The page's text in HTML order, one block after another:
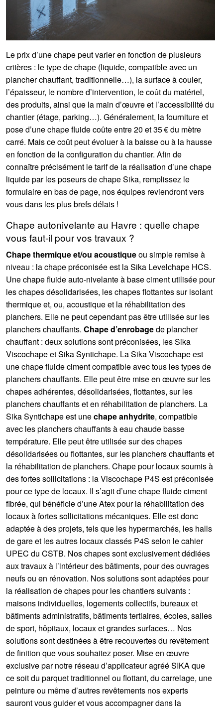
Le prix d’une chape peut varier en fonction de plusieurs
critères : le type de chape (liquide, compatible avec un
plancher chauffant, traditionnelle…), la surface à couler,
l’épaisseur, le nombre d’intervention, le coût du matériel,
des produits, ainsi que la main d’œuvre et l’accessibilité du
chantier (étage, parking…). Généralement, la fourniture et
pose d’une chape fluide coûte entre 20 et 35 € du mètre
carré. Mais ce coût peut évoluer à la baisse ou à la hausse
en fonction de la configuration du chantier. Afin de
connaître précisément le tarif de la réalisation d’une chape
liquide par les poseurs de chape Sika, remplissez le
formulaire en bas de page, nos équipes reviendront vers
vous dans les plus brefs délais !
Chape autonivelante au Havre : quelle chape
vous faut-il pour vos travaux ?
Chape thermique et/ou acoustiqueou simple remise à
niveau : la chape préconisée est la Sika Levelchape HCS.
Une chape fluide auto-nivelante à base ciment utilisée pour
les chapes désolidarisées, les chapes flottantes sur isolant
thermique et, ou, acoustique et la réhabilitation des
planchers. Elle ne peut cependant pas être utilisée sur les
planchers chauffants. Chape d’enrobagede plancher
chauffant : deux solutions sont préconisées, les Sika
Viscochape et Sika Syntichape. La Sika Viscochape est
une chape fluide ciment compatible avec tous les types de
planchers chauffants. Elle peut être mise en œuvre sur les
chapes adhérentes, désolidarisées, flottantes, sur les
planchers chauffants et en réhabilitation de planchers. La
Sika Syntichape est unechape anhydrite, compatible
avec les planchers chauffants à eau chaude basse
température. Elle peut être utilisée sur des chapes
désolidarisées ou flottantes, sur les planchers chauffants et
la réhabilitation de planchers. Chape pour locaux soumis à
des fortes sollicitations : la Viscochape P4S est préconisée
pour ce type de locaux. Il s’agit d’une chape fluide ciment
fibrée, qui bénéficie d’une Atex pour la réhabilitation des
locaux à fortes sollicitations mécaniques. Elle est donc
adaptée à des projets, tels que les hypermarchés, les halls
de gare et les autres locaux classés P4S selon le cahier
UPEC du CSTB. Nos chapes sont exclusivement dédiées
aux travaux à l’intérieur des bâtiments, pour des ouvrages
neufs ou en rénovation. Nos solutions sont adaptées pour
la réalisation de chapes pour les chantiers suivants :
maisons individuelles, logements collectifs, bureaux et
bâtiments administratifs, bâtiments tertiaires, écoles, salles
de sport, hôpitaux, locaux et grandes surfaces… Nos
solutions sont destinées à être recouvertes du revêtement
de finition que vous souhaitez poser. Mise en œuvre
exclusive par notre réseau d’applicateur agréé SIKA que
ce soit du parquet traditionnel ou flottant, du carrelage, une
peinture ou même d’autres revêtements nos experts
sauront vous guider et vous accompagner dans la